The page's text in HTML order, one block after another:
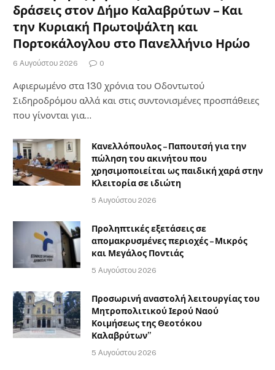
δράσεις στον Δήμο Καλαβρύτων – Και
την Κυριακή Πρωτοψάλτη και
Πορτοκάλογλου στο Πανελλήνιο Ηρώο
6 Αυγούστου 2026 0
Αφιερωμένο στα 130 χρόνια του Οδοντωτού
Σιδηροδρόμου αλλά και στις συντονισμένες προσπάθειες
που γίνονται για…
Κανελλόπουλος – Παπουτσή για την
πώληση του ακινήτου που
χρησιμοποιείται ως παιδική χαρά στην
Κλειτορία σε ιδιώτη
5 Αυγούστου 2026
Προληπτικές εξετάσεις σε
απομακρυσμένες περιοχές – Μικρός
και Μεγάλος Ποντιάς
5 Αυγούστου 2026
Προσωρινή αναστολή λειτουργίας του
Μητροπολιτικού Ιερού Ναού
Κοιμήσεως της Θεοτόκου
Καλαβρύτων”
5 Αυγούστου 2026